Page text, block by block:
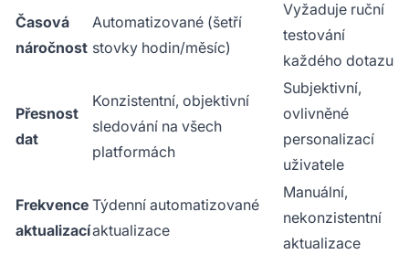
Časová
náročnost
Automatizované (šetří
stovky hodin/měsíc)
Vyžaduje ruční
testování
každého dotazu
Přesnost
dat
Konzistentní, objektivní
sledování na všech
platformách
Subjektivní,
ovlivněné
personalizací
uživatele
Frekvence
aktualizací
Týdenní automatizované
aktualizace
Manuální,
nekonzistentní
aktualizace